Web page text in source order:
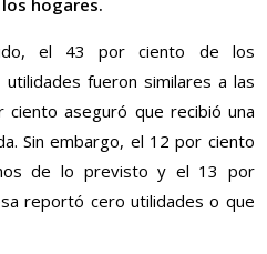
hogares.
el 43 por ciento de los
fueron similares a las
aseguró que recibió una
Sin embargo, el 12 por ciento
de lo previsto y el 13 por
reportó cero utilidades o que